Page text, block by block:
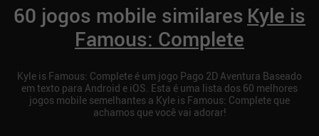
60 jogos mobile similares Kyle is
Famous: Complete
Kyle is Famous: Complete é um jogo Pago 2D Aventura Baseado
em texto para Android e iOS. Esta é uma lista dos 60 melhores
jogos mobile semelhantes a Kyle is Famous: Complete que
achamos que você vai adorar!